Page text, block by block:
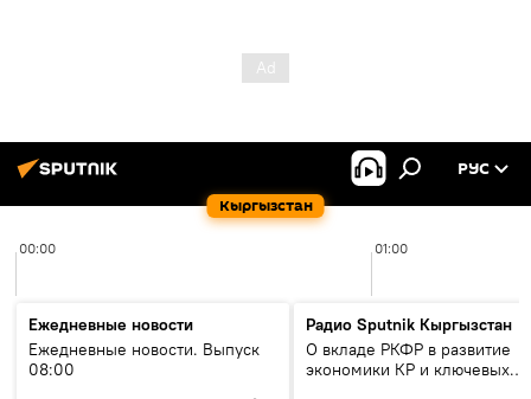
Кыргызстан
РУС
00:00 01:00
Ежедневные новости
Ежедневные новости. Выпуск
08:00
Радио Sputnik Кыргызстан
О вкладе РКФР в развитие
экономики КР и ключевых